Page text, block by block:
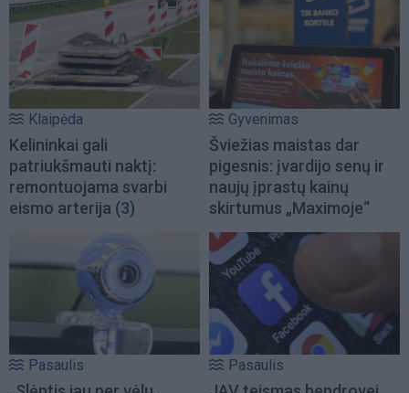
Klaipėda
Kelininkai gali
patriukšmauti naktį:
remontuojama svarbi
eismo arterija (3)
Gyvenimas
Šviežias maistas dar
pigesnis: įvardijo senų ir
naujų įprastų kainų
skirtumus „Maximoje“
Pasaulis Pasaulis